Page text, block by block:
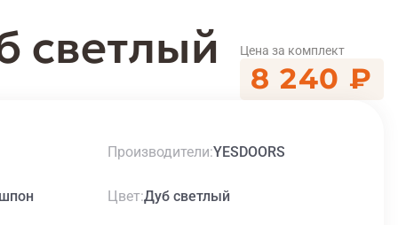
светлый Цена за комплект
8 240 ₽
Производители YESDOORS
Цвет Дуб светлый